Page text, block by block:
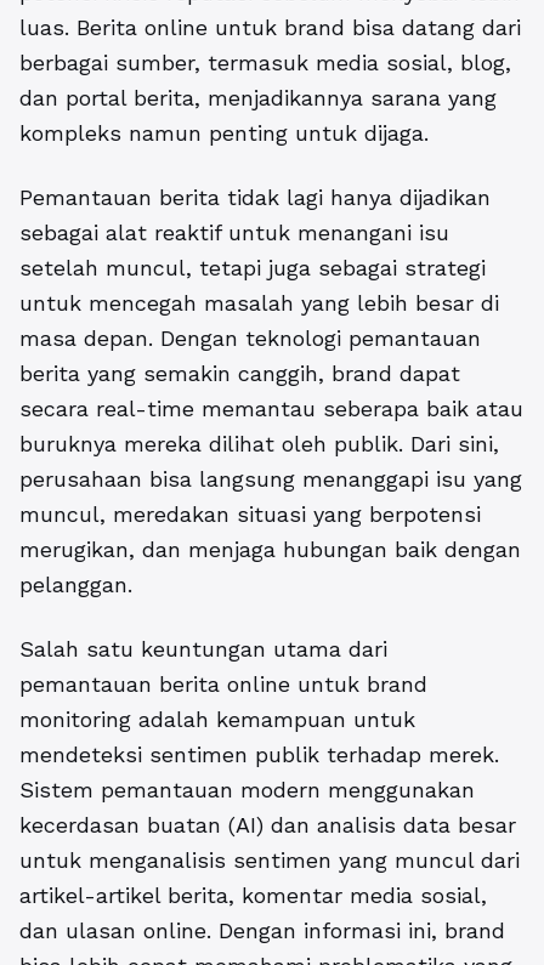
luas. Berita online untuk brand bisa datang dari
berbagai sumber, termasuk media sosial, blog,
dan portal berita, menjadikannya sarana yang
kompleks namun penting untuk dijaga.
Pemantauan berita tidak lagi hanya dijadikan
sebagai alat reaktif untuk menangani isu
setelah muncul, tetapi juga sebagai strategi
untuk mencegah masalah yang lebih besar di
masa depan. Dengan teknologi pemantauan
berita yang semakin canggih, brand dapat
secara real-time memantau seberapa baik atau
buruknya mereka dilihat oleh publik. Dari sini,
perusahaan bisa langsung menanggapi isu yang
muncul, meredakan situasi yang berpotensi
merugikan, dan menjaga hubungan baik dengan
pelanggan.
Salah satu keuntungan utama dari
pemantauan berita online untuk brand
monitoring adalah kemampuan untuk
mendeteksi sentimen publik terhadap merek.
Sistem pemantauan modern menggunakan
kecerdasan buatan (AI) dan analisis data besar
untuk menganalisis sentimen yang muncul dari
artikel-artikel berita, komentar media sosial,
dan ulasan online. Dengan informasi ini, brand